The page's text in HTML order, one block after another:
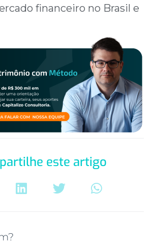
financeiro no Brasil e
este artigo